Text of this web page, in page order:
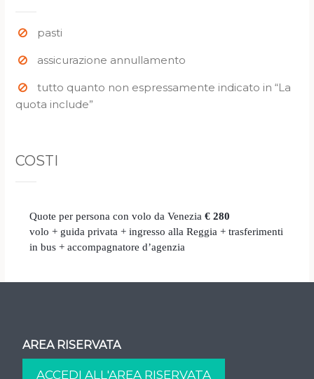
pasti
assicurazione annullamento
tutto quanto non espressamente indicato in “La
quota include”
COSTI
Quote per persona con volo da Venezia€ 280
volo + guida privata + ingresso alla Reggia + trasferimenti
in bus + accompagnatore d’agenzia
AREA RISERVATA